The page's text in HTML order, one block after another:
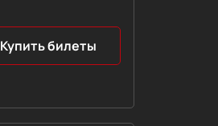
Купить билеты